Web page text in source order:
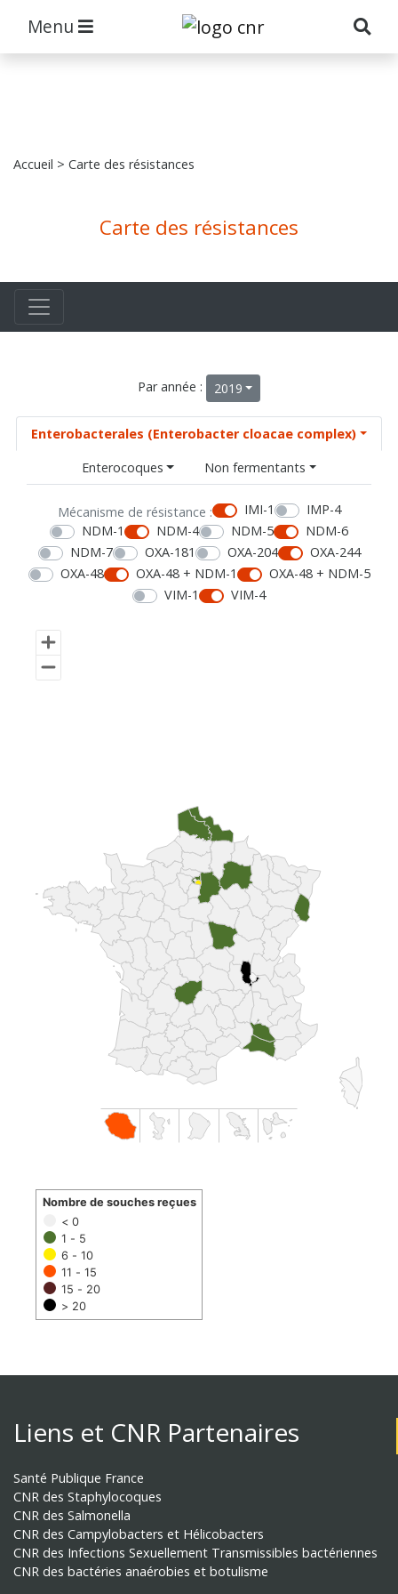
Menu
Accueil > Carte des résistances
Carte des résistances
Par année : 2019
Enterobacterales (Enterobacter cloacae complex)
Enterocoques
Non fermentants
Mécanisme de résistance : IMI-1
IMP-4
NDM-1
NDM-4 NDM-5
NDM-6
NDM-7
OXA-181 OXA-204
OXA-244
OXA-48
OXA-48 + NDM-1
OXA-48 + NDM-5
VIM-1
VIM-4
< 0
1 - 5
6 - 10
11 - 15
15 - 20
> 20
Nombre de souches reçues
Liens et CNR Partenaires
Santé Publique France
CNR des Staphylocoques
CNR des Salmonella
CNR des Campylobacters et Hélicobacters
CNR des Infections Sexuellement Transmissibles bactériennes
CNR des bactéries anaérobies et botulisme